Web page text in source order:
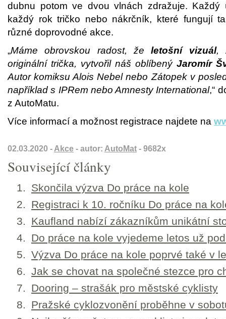
dubnu potom ve dvou vlnách zdražuje. Každý
každý rok tričko nebo nákrčník, které fungují
různé doprovodné akce.
„Máme obrovskou radost, želetošní vizuál,
originální trička, vytvořil náš oblíbený Jaromír
Autor komiksu Alois Nebel nebo Zátopek v
například s IPRem nebo Amnesty International,“
z AutoMatu.
Více informací a možnost registrace najdete na
02.03.2020 - Akce - autor: AutoMat - 9682x
Související články
Skončila výzva Do práce na kole
Registraci k 10. ročníku Do práce na
Kaufland nabízí zákazníkům unikátní
Do práce na kole vyjedeme letos už
Výzva Do práce na kole poprvé také v
Jak se chovat na společné stezce pro
Dooring – strašák pro městské cyklisty
Pražské cyklozvonění proběhne v